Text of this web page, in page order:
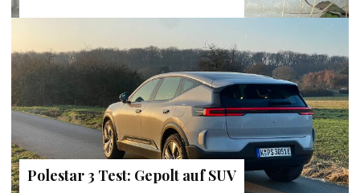
Polestar 3 Test: Gepolt auf SUV